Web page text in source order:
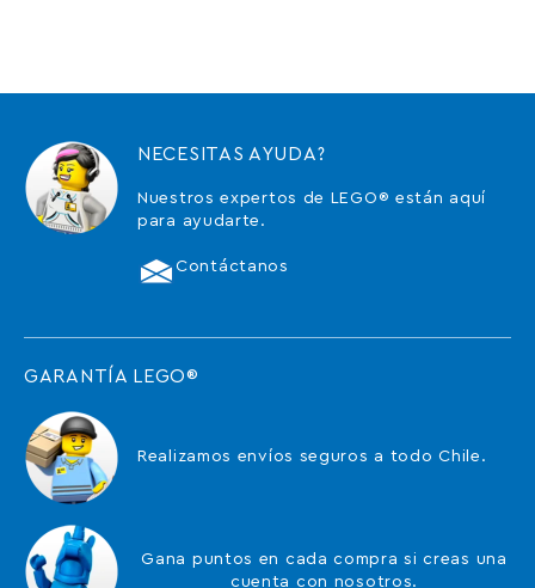
NECESITAS AYUDA?
Nuestros expertos de LEGO® están aquí
para ayudarte.
Contáctanos
GARANTÍA LEGO®
Realizamos envíos seguros a todo Chile.
Gana puntos en cada compra si creas una
cuenta con nosotros.